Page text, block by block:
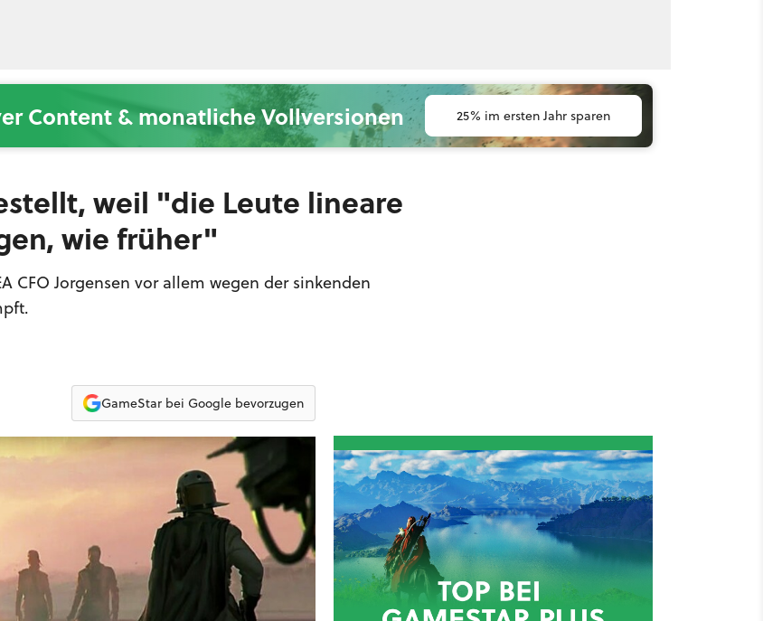
Content & monatliche Vollversionen 25% im ersten Jahr sparen
weil "die Leute lineare
wie früher"
CFO Jorgensen vor allem wegen der sinkenden
GameStar bei Google bevorzugen